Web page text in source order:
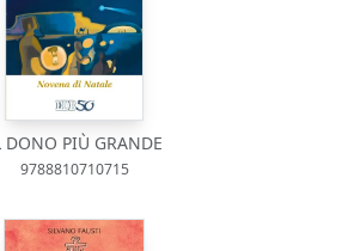
DONO PIÙ GRANDE
9788810710715